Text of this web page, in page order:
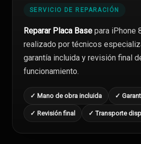
SERVICIO DE REPARACIÓN
Reparar Placa Base para iPhone
realizado por técnicos
garantía incluida y revisión final
funcionamiento.
✓ Mano de obra incluida ✓
✓ Revisión final ✓ Transporte